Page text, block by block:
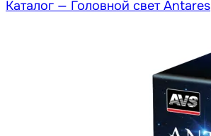
Каталог — Головной свет Antares